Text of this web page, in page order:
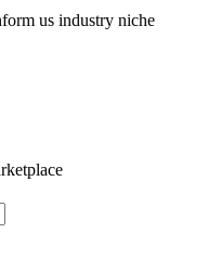
us industry niche